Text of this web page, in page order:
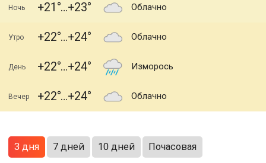
Ночь +21 +23 Облачно
Утро +22 +24 Облачно
День +22 +24 Изморось
Вечер +22 +24 Облачно
3 дня 7 дней 10 дней Почасовая